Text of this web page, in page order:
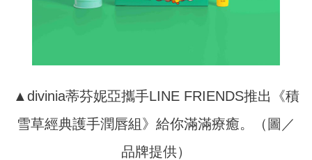
▲divinia蒂芬妮亞攜手LINE FRIENDS推出《積
雪草經典護手潤唇組》給你滿滿療癒。（圖／
品牌提供）